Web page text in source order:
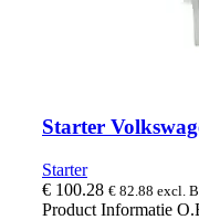
Starter
Starter
€ 100.28 € 82.88 excl.
Product Informatie